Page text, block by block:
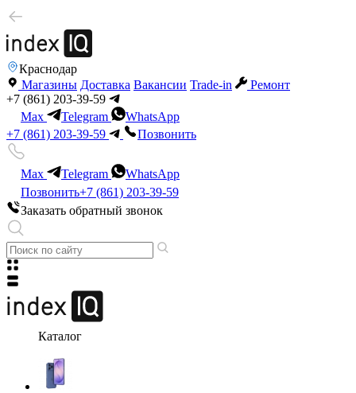
Краснодар
Магазины Доставка Вакансии Trade-in
Ремонт
+7 (861) 203-39-59
Max
Telegram
WhatsApp
+7 (861) 203-39-59
Позвонить
Max Telegram
WhatsApp
Позвонить+7 (861) 203-39-59
Заказать обратный звонок
Каталог